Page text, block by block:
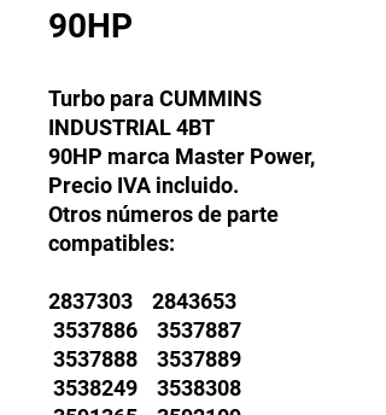
90HP
Turbo para CUMMINS
INDUSTRIAL 4BT
90HP marca Master Power,
Precio IVA incluido.
Otros números de parte
compatibles:
2837303 2843653
3537886 3537887
3537888 3537889
3538249 3538308